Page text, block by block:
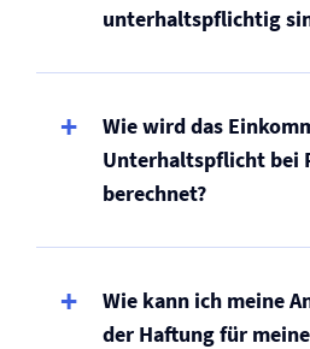
unterhaltspflichtig
Wie wird das
Unterhaltspflicht bei
berechnet?
Wie kann ich meine
der Haftung für